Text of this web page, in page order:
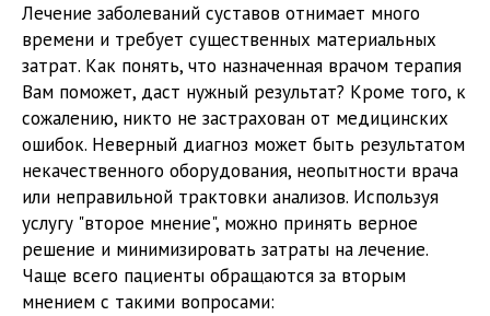
Лечение заболеваний суставов отнимает много
времени и требует существенных материальных
затрат. Как понять, что назначенная врачом терапия
Вам поможет, даст нужный результат? Кроме того, к
сожалению, никто не застрахован от медицинских
ошибок. Неверный диагноз может быть результатом
некачественного оборудования, неопытности врача
или неправильной трактовки анализов. Используя
услугу "второе мнение", можно принять верное
решение и минимизировать затраты на лечение.
Чаще всего пациенты обращаются за вторым
мнением с такими вопросами: